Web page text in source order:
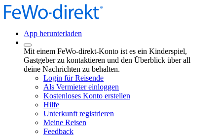
App herunterladen
Mit einem FeWo-direkt-Konto ist es ein Kinderspiel,
Gastgeber zu kontaktieren und den Überblick über all
deine Nachrichten zu behalten.
Login für Reisende
Als Vermieter einloggen
Kostenloses Konto erstellen
Hilfe
Unterkunft registrieren
Meine Reisen
Feedback